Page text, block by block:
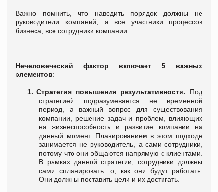
Важно помнить, что наводить порядок должны не
руководители компаний, а все участники процессов
бизнеса, все сотрудники компании.
Нечеловеческий фактор включает 5 важных
элементов:
1. Стратегия повышения результативности. Под
стратегией подразумевается не временной
период, а важный вопрос для существования
компании, решение задач и проблем, влияющих
на жизнеспособность и развитие компании на
данный момент. Планированием в этом подходе
занимается не руководитель, а сами сотрудники,
потому что они общаются напрямую с клиентами.
В рамках данной стратегии, сотрудники должны
сами спланировать то, как они будут работать.
Они должны поставить цели и их достигать.